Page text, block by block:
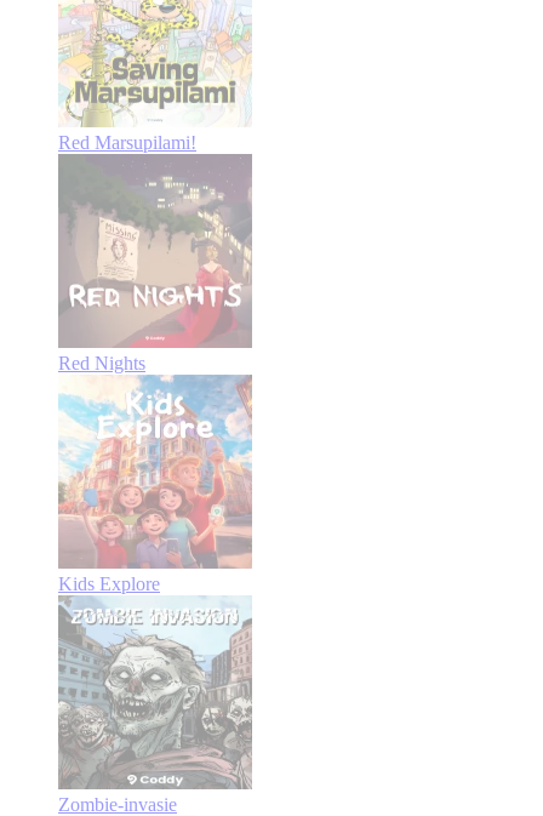
Red Marsupilami!
Red Nights
Kids Explore
Zombie-invasie